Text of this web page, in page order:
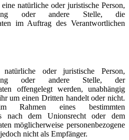
natürliche oder juristische Person,
oder andere Stelle, die
im Auftrag des Verantwortlichen
oder juristische Person,
oder andere Stelle, der
offengelegt werden, unabhängig
um einen Dritten handelt oder nicht.
Rahmen eines bestimmten
nach dem Unionsrecht oder dem
möglicherweise personenbezogene
nicht als Empfänger.